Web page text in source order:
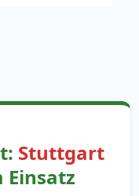
Stuttgart
Einsatz